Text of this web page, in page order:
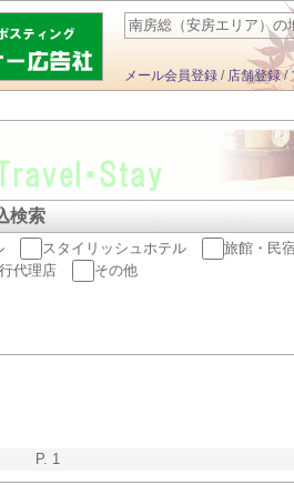
南房総（安房エリア）の
す
メール会員登録 / 店舗登録/
検索
スタイリッシュホテル 旅館・民
代理店
その他
P. 1